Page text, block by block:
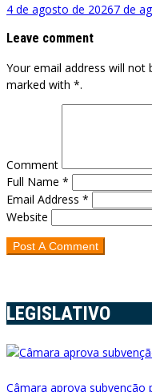
4 de agosto de 20267 de
Leave comment
Your email address will not
marked with *.
Comment
Full Name *
Email Address *
Website
LEGISLATIVO
Câmara aprova